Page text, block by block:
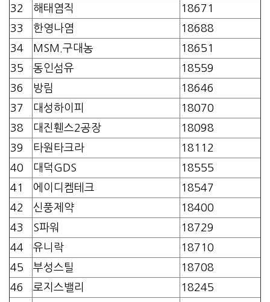
32
해태염직
18671
33
한영나염
18688
34
MSM.구대농
18651
35
동인섬유
18559
36
방림
18646
37
대성하이피
18070
38
대진휀스2공장
18098
39
타원타크라
18112
40
대덕GDS
18555
41
에이디켐테크
18547
42
신풍제약
18400
43
S파워
18729
44
유니락
18710
45
부성스틸
18708
46
로지스밸리
18245